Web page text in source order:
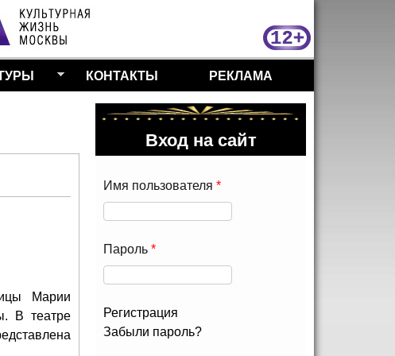
КОНТАКТЫ РЕКЛАМА
Марии
В театре
Вход на сайт
Имя пользователя *
Пароль *
Регистрация
Забыли пароль?